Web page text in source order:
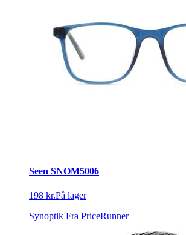
Seen SNOM5006
198 kr.På lager
Synoptik Fra PriceRunner